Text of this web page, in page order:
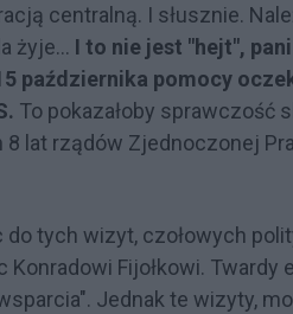
centralną. I słusznie.
żyje... I to nie jest "hejt",
października pomocy
To pokazałoby sprawczość
8 lat rządów Zjednoczonej
do tych wizyt, czołowych
Konradowi Fijołkowi.
Jednak te wizyty,